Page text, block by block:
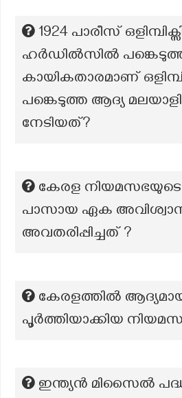
1924 പാരീസ്
ഹർഡിൽസിൽ
കായികതാരമാണ്
പങ്കെടുത്ത ആദ്യ
നേടിയത്?
കേരള നിയമസഭയുടെ
പാസായ ഏക
അവതരിപ്പിച്ചത് ?
കേരളത്തിൽ
പൂർത്തിയാക്കിയ
ഇന്ത്യൻ മിസൈൽ